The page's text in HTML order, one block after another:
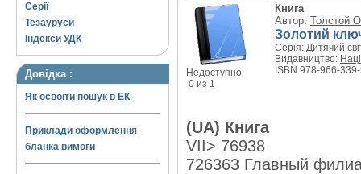
Серії
Тезауруси
Індекси УДК
Довідка :
Як освоїти пошук в ЕК
Приклади оформлення
бланка вимоги
Недоступно
0 из 1
Книга
Автор: Толстой
Золотий
Серія: Дитячий
Видавництво:
ISBN 978-966-
(UA) Книга
VII> 76938
726363 Главный